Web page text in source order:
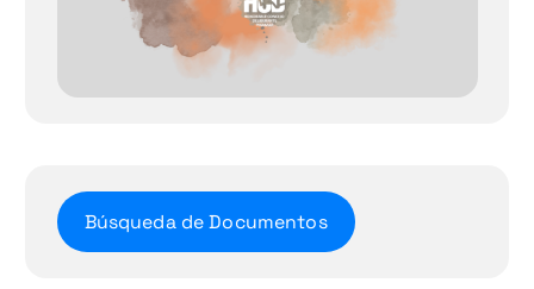
Búsqueda de Documentos